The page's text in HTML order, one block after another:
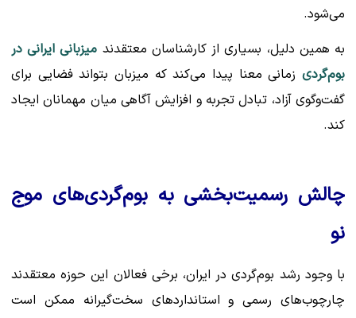
می‌شود.
به همین دلیل، بسیاری از کارشناسان معتقدند میزبانی ایرانی در
بوم‌گردی زمانی معنا پیدا می‌کند که میزبان بتواند فضایی برای
گفت‌وگوی آزاد، تبادل تجربه و افزایش آگاهی میان مهمانان ایجاد
کند.
چالش رسمیت‌بخشی به بوم‌گردی‌های موج
نو
با وجود رشد بوم‌گردی در ایران، برخی فعالان این حوزه معتقدند
چارچوب‌های رسمی و استانداردهای سخت‌گیرانه ممکن است